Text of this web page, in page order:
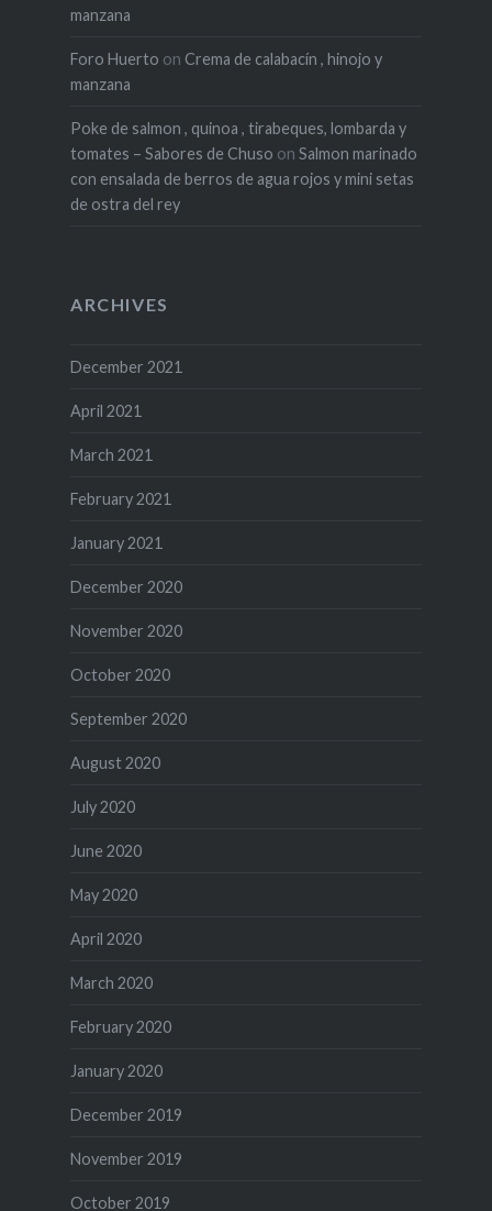
manzana
Foro Huerto on Crema de calabacín , hinojo y
manzana
Poke de salmon , quinoa , tirabeques, lombarda y
tomates – Sabores de Chuso on Salmon marinado
con ensalada de berros de agua rojos y mini setas
de ostra del rey
ARCHIVES
December 2021
April 2021
March 2021
February 2021
January 2021
December 2020
November 2020
October 2020
September 2020
August 2020
July 2020
June 2020
May 2020
April 2020
March 2020
February 2020
January 2020
December 2019
November 2019
October 2019